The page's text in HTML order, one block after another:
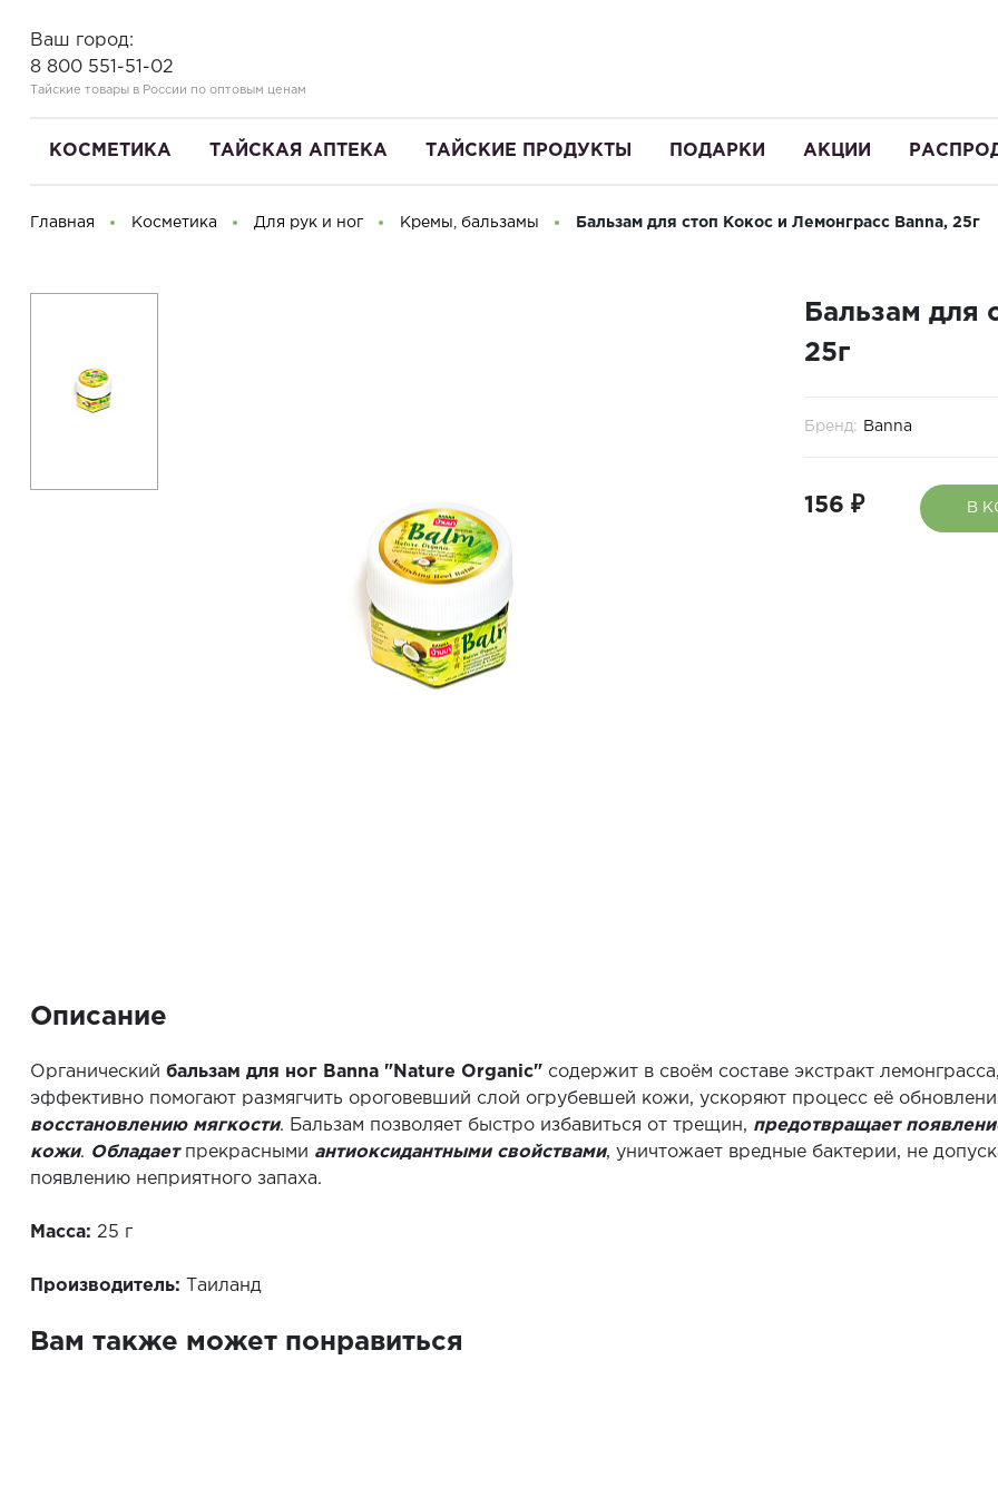
Ваш город:
8 800 551-51-02
Тайские товары в России по оптовым ценам
КОСМЕТИКА ТАЙСКАЯ АПТЕКА ТАЙСКИЕ ПРОДУКТЫ ПОДАРКИ АКЦИИ
Главная Косметика Для рук и ног Кремы, бальзамы Бальзам для стоп Кокос и Лемонграсс Banna, 25г
Бальзам для
25г
Бренд: Banna
156 ₽ В
Описание
Органический бальзам для ног Banna "Nature Organic" содержит в своём составе экстракт
эффективно помогают размягчить ороговевший слой огрубевшей кожи, ускоряют процесс её
восстановлению мягкости. Бальзам позволяет быстро избавиться от трещин, предотвращает
кожи. Обладаетпрекрасными антиоксидантными свойствами, уничтожает вредные бактерии, не
появлению неприятного запаха.
Масса: 25 г
Производитель: Таиланд
Вам также может понравиться